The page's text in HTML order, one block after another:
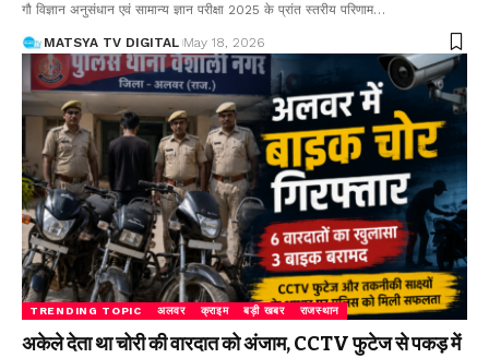
गौ विज्ञान अनुसंधान एवं सामान्य ज्ञान परीक्षा 2025 के प्रांत स्तरीय परिणाम…
MATSYA TV DIGITAL May 18, 2026
TRENDING TOPIC अलवर क्राइम बड़ी खबर राजस्थान
अकेले देता था चोरी की वारदात को अंजाम, CCTV फुटेज से पकड़ में